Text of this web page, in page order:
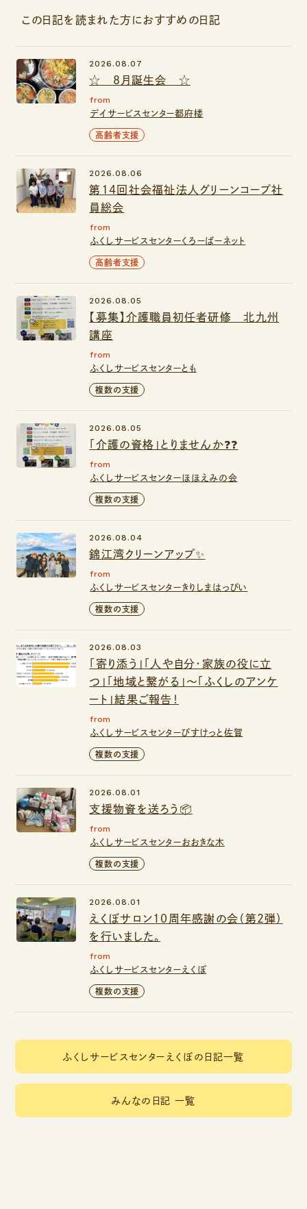
この日記を読まれた方におすすめの日記
☆ ８月誕生会 ☆
2026.08.07
from
デイサービスセンター都府楼
高齢者支援
第14回社会福祉法人グリーンコープ社
員総会
2026.08.06
from
ふくしサービスセンターくろーばーネット
高齢者支援
【募集】介護職員初任者研修 北九州
講座
2026.08.05
from
ふくしサービスセンターとも
複数の支援
「介護の資格」とりませんか❓❓
2026.08.05
from
ふくしサービスセンターほほえみの会
複数の支援
錦江湾クリーンアップ✨
2026.08.04
from
ふくしサービスセンターきりしまはっぴい
複数の支援
「寄り添う」「人や自分・家族の役に立
つ」「地域と繋がる」～「ふくしのアンケ
ート」結果ご報告！
2026.08.03
from
ふくしサービスセンターびすけっと佐賀
複数の支援
支援物資を送ろう📦
2026.08.01
from
ふくしサービスセンターおおきな木
複数の支援
えくぼサロン１０周年感謝の会（第２弾）
を行いました。
2026.08.01
from
ふくしサービスセンターえくぼ
複数の支援
ふくしサービスセンターえくぼの日記一覧
みんなの日記 一覧